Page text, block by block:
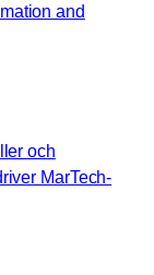
and
och
MarTech-